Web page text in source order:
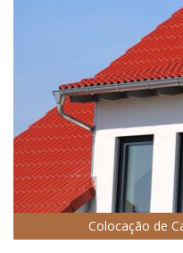
Colocação de